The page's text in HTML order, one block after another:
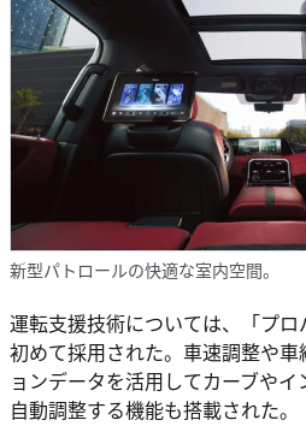
新型パトロールの快適な室内空間。
運転支援技術については、「プ
初めて採用された。車速調整や
ョンデータを活用してカーブや
自動調整する機能も搭載された。